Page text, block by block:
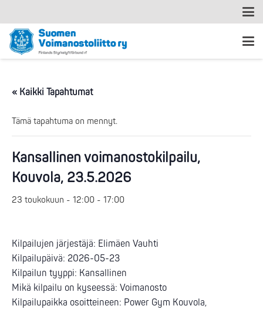
« Kaikki Tapahtumat
Tämä tapahtuma on mennyt.
Kansallinen voimanostokilpailu,
Kouvola, 23.5.2026
23 toukokuun - 12:00 - 17:00
Kilpailujen järjestäjä: Elimäen Vauhti
Kilpailupäivä: 2026-05-23
Kilpailun tyyppi: Kansallinen
Mikä kilpailu on kyseessä: Voimanosto
Kilpailupaikka osoitteineen: Power Gym Kouvola,